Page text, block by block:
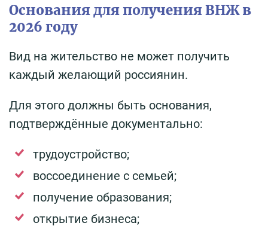
Основания для получения ВНЖ в
2026 году
Вид на жительство не может получить
каждый желающий россиянин.
Для этого должны быть основания,
подтверждённые документально:
трудоустройство;
воссоединение с семьей;
получение образования;
открытие бизнеса;